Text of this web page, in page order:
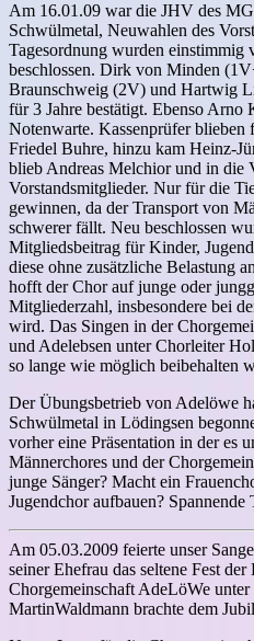
Am 16.01.09 war die JHV des
Schwülmetal, Neuwahlen des
Tagesordnung wurden einstimmig
beschlossen. Dirk von Minden
Braunschweig (2V) und Hartwig
für 3 Jahre bestätigt. Ebenso
Notenwarte. Kassenprüfer blieben
Friedel Buhre, hinzu kam Heinz-
blieb Andreas Melchior und in die
Vorstandsmitglieder. Nur für die
gewinnen, da der Transport von
schwerer fällt. Neu beschlossen
Mitgliedsbeitrag für Kinder,
diese ohne zusätzliche Belastung
hofft der Chor auf junge oder
Mitgliederzahl, insbesondere bei
wird. Das Singen in der
und Adelebsen unter Chorleiter
so lange wie möglich beibehalten
Der Übungsbetrieb von Adelöwe
Schwülmetal in Lödingsen
vorher eine Präsentation in der es
Männerchores und der
junge Sänger? Macht ein
Jugendchor aufbauen? Spannende
Am 05.03.2009 feierte unser
seiner Ehefrau das seltene Fest
Chorgemeinschaft AdeLöWe
MartinWaldmann brachte dem